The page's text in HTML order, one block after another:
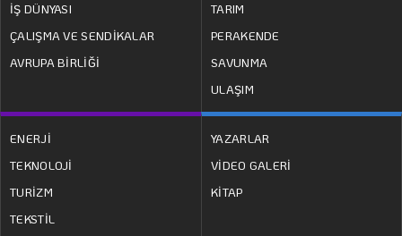
İŞ DÜNYASI
ÇALIŞMA VE SENDİKALAR
AVRUPA BİRLİĞİ
TARIM
PERAKENDE
SAVUNMA
ULAŞIM
ENERJİ
TEKNOLOJİ
TURİZM
TEKSTİL
YAZARLAR
VİDEO GALERİ
KİTAP